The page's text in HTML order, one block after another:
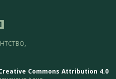
Commons Attribution 4.0